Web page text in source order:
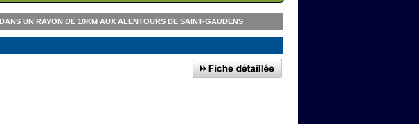
UN RAYON DE 10KM AUX ALENTOURS DE SAINT-GAUDENS